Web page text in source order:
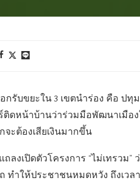
อกรับขยะใน 3 เขตนำร่อง คือ
ติดหน้าบ้านว่าร่วมมือพัฒนาเมือ
ะต้องเสียเงินมากขึ้น
งเปิดตัวโครงการ “ไม่เทรวม
ำให้ประชาชนหมดหวัง ถึงเวล